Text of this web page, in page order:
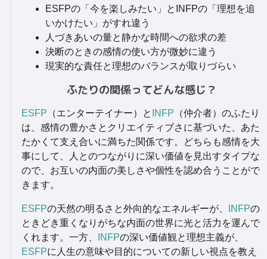
ESFPの「今を楽しみたい」とINFPの「理想を追
いかけたい」がすれ違う
人づきあいの量と静かな時間への欲求の差
決断のときの感情の使い方が微妙に違う
現実的な責任と理想のバランスが取りづらい
ふたりの関係ってどんな感じ？
ESFP （エンターテイナー）と INFP （仲介者）のふたり
は、感情の豊かさとクリエイティブさに基づいた、あた
たかくて支え合いに満ちた関係です。どちらも感情を大
事にして、人とのつながりに深い価値を見出すタイプな
ので、お互いの内面の美しさや個性を認め合うことがで
きます。
ESFPの天然の明るさと外向的なエネルギーが、 INFPの
ときどき重くなりがちな内面の世界に光と活力を運んで
くれます。一方、
INFPの深い価値観と理想主義が、
ESFPに人生の意味や目的についての新しい視点を教え